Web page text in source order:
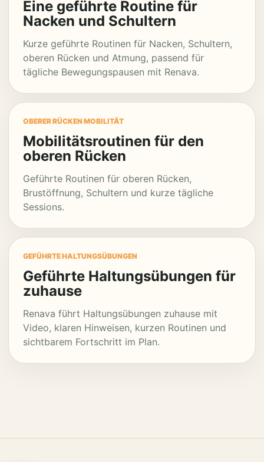
Eine geführte Routine für
Nacken und Schultern
Kurze geführte Routinen für Nacken, Schultern,
oberen Rücken und Atmung, passend für
tägliche Bewegungspausen mit Renava.
OBERER RÜCKEN MOBILITÄT
Mobilitätsroutinen für den
oberen Rücken
Geführte Routinen für oberen Rücken,
Brustöffnung, Schultern und kurze tägliche
Sessions.
GEFÜHRTE HALTUNGSÜBUNGEN
Geführte Haltungsübungen für
zuhause
Renava führt Haltungsübungen zuhause mit
Video, klaren Hinweisen, kurzen Routinen und
sichtbarem Fortschritt im Plan.